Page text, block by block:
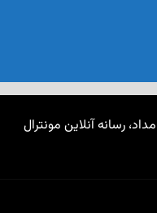
مداد، رسانه آنلاین مونترال